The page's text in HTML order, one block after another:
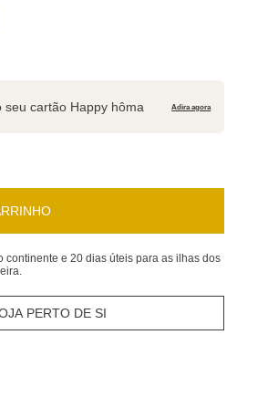
seu cartão Happy hôma Adira agora
continente e 20 dias úteis para as ilhas dos
PERTO DE SI